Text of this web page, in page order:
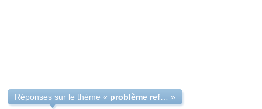
Réponses sur le thème « »